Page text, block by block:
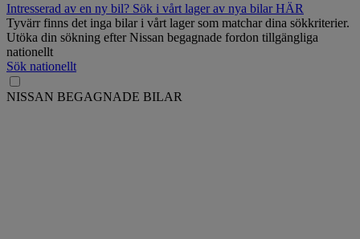
Intresserad av en ny bil? Sök i vårt lager av nya bilar HÄR
Tyvärr finns det inga bilar i vårt lager som matchar dina sökkriterier.
Utöka din sökning efter Nissan begagnade fordon tillgängliga
nationellt
Sök nationellt
NISSAN BEGAGNADE BILAR